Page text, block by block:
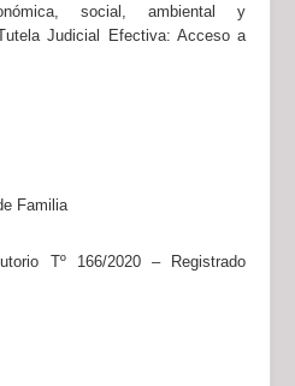
social, ambiental y
Judicial Efectiva: Acceso a
Familia
Tº 166/2020 – Registrado